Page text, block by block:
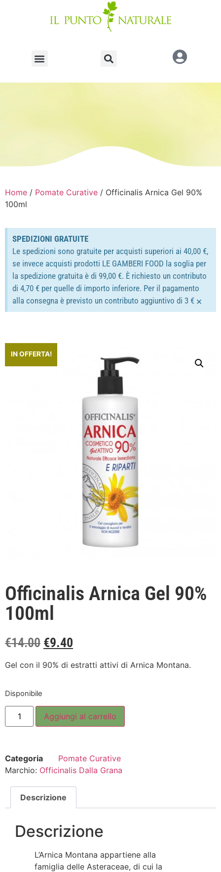
Home / Pomate Curative / Officinalis Arnica Gel 90%
100ml
SPEDIZIONI GRATUITE
Le spedizioni sono gratuite per acquisti superiori ai 40,00 €,
se invece acquisti prodotti LE GAMBERI FOOD la soglia per
la spedizione gratuita è di 99,00 €. È richiesto un contributo
di 4,70 € per quelle di importo inferiore. Per il pagamento
alla consegna è previsto un contributo aggiuntivo di 3 € ×
IN OFFERTA!
Officinalis Arnica Gel 90%
100ml
€14.00 €9.40
Gel con il 90% di estratti attivi di Arnica Montana.
Disponibile
Aggiungi al carrello
Categoria
Pomate Curative
Marchio: Officinalis Dalla Grana
Descrizione
Descrizione
L’Arnica Montana appartiene alla
famiglia delle Asteraceae, di cui la